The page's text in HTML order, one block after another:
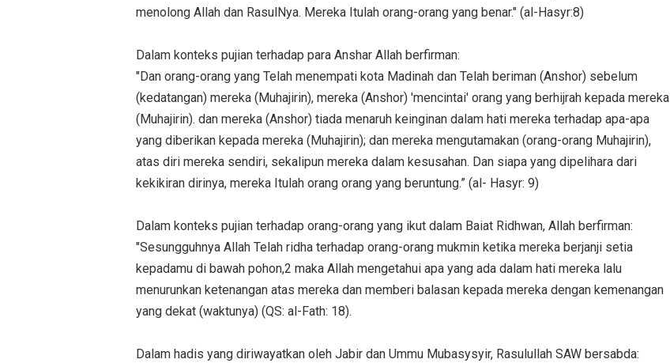
menolong Allah dan RasulNya. Mereka Itulah orang-orang yang benar." (al-Hasyr:8)
Dalam konteks pujian terhadap para Anshar Allah berfirman:
"Dan orang-orang yang Telah menempati kota Madinah dan Telah beriman (Anshor) sebelum
(kedatangan) mereka (Muhajirin), mereka (Anshor) 'mencintai' orang yang berhijrah kepada mereka
(Muhajirin). dan mereka (Anshor) tiada menaruh keinginan dalam hati mereka terhadap apa-apa
yang diberikan kepada mereka (Muhajirin); dan mereka mengutamakan (orang-orang Muhajirin),
atas diri mereka sendiri, sekalipun mereka dalam kesusahan. Dan siapa yang dipelihara dari
kekikiran dirinya, mereka Itulah orang orang yang beruntung.” (al- Hasyr: 9)
Dalam konteks pujian terhadap orang-orang yang ikut dalam Baiat Ridhwan, Allah berfirman:
"Sesungguhnya Allah Telah ridha terhadap orang-orang mukmin ketika mereka berjanji setia
kepadamu di bawah pohon,2 maka Allah mengetahui apa yang ada dalam hati mereka lalu
menurunkan ketenangan atas mereka dan memberi balasan kepada mereka dengan kemenangan
yang dekat (waktunya) (QS: al-Fath: 18).
Dalam hadis yang diriwayatkan oleh Jabir dan Ummu Mubasysyir, Rasulullah SAW bersabda: